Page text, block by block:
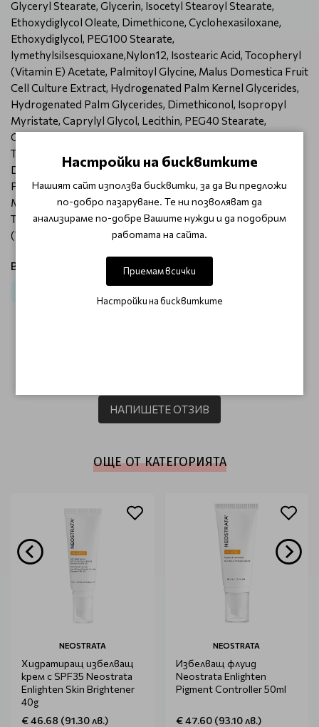
Glyceryl Stearate, Glycerin, Isocetyl Stearoyl Stearate,
Ethoxydiglycol Oleate, Dimethicone, Cyclohexasiloxane,
Ethoxydiglycol, PEG100 Stearate,
lymethylsilsesquioxane,Nylon12, Isostearic Acid, Tocopheryl
(Vitamin E) Acetate, Palmitoyl Glycine, Malus Domestica Fruit
Cell Culture Extract, Hydrogenated Palm Kernel Glycerides,
Hydrogenated Palm Glycerides, Dimethiconol, Isopropyl
Myristate, Caprylyl Glycol, Lecithin, PEG40 Stearate,
Ceteareth20, Carbomer, Xanthan Gum, Pentaerythrityl
TetraDitButyl Hydroxyhydrocinnamate, Sodium Bisulfite,
Disodium EDTA, Ammonium Hydroxide, Chlorphenesin,
Phenoxyethanol, Ethylene Brassylate,
Methyldihydrojasmonate, Isobutyl Methyl
Tetrahydropyranol, Methyl Decenol, Caramel, CI 19140
(Yellow 5).
Виж продукти от категория:
НАПИШЕТЕ ОТЗИВ
ОЩЕ ОТ КАТЕГОРИЯТА
NEOSTRATA
Хидратиращ избелващ
крем с SPF35 Neostrata
Enlighten Skin Brightener
40g
€ 46.68 (91.30 лв.)
NEOSTRATA
Избелващ флуид
Neostrata Enlighten
Pigment Controller 50ml
€ 47.60 (93.10 лв.)
Настройки на бисквитките
Нашият сайт използва бисквитки, за да Ви предложи
по-добро пазаруване. Те ни позволяват да
анализираме по-добре Вашите нужди и да подобрим
работата на сайта.
Приемам всички
Настройки на бисквитките